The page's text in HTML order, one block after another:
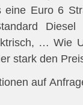
Euro 6
… Wie
stark den
auf